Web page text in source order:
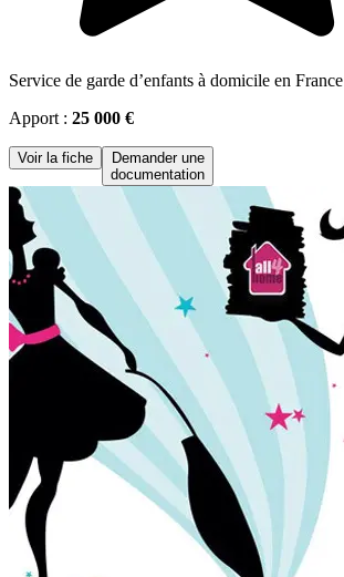
Service de garde d’enfants à domicile en France
Apport : 25 000 €
Voir la fiche
Demander une
documentation